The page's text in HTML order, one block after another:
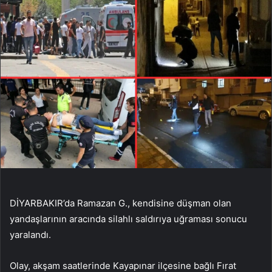
DİYARBAKIR’da Ramazan G., kendisine düşman olan
yandaşlarının aracında silahlı saldırıya uğraması sonucu
yaralandı.
Olay, akşam saatlerinde Kayapınar ilçesine bağlı Fırat